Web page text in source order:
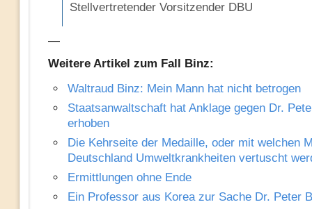
Stellvertretender Vorsitzender DBU
—
Weitere Artikel zum Fall Binz:
Waltraud Binz: Mein Mann hat nicht betrogen
Staatsanwaltschaft hat Anklage gegen Dr.
erhoben
Die Kehrseite der Medaille, oder mit welchen
Deutschland Umweltkrankheiten vertuscht
Ermittlungen ohne Ende
Ein Professor aus Korea zur Sache Dr. Peter